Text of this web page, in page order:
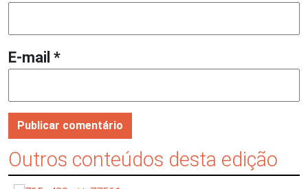
E-mail *
Outros conteúdos desta edição